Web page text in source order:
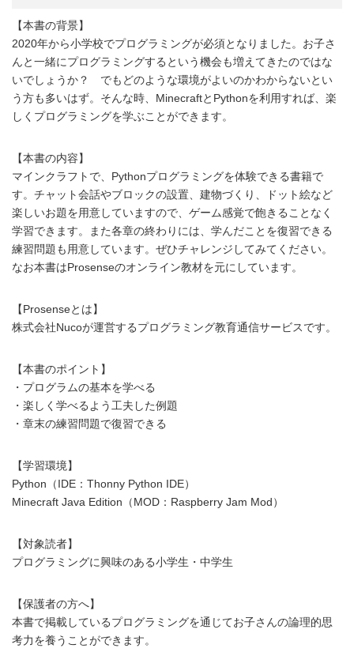
【本書の背景】
2020年から小学校でプログラミングが必須となりました。お子さ
んと一緒にプログラミングするという機会も増えてきたのではな
いでしょうか？ でもどのような環境がよいのかわからないとい
う方も多いはず。そんな時、MinecraftとPythonを利用すれば、楽
しくプログラミングを学ぶことができます。
【本書の内容】
マインクラフトで、Pythonプログラミングを体験できる書籍で
す。チャット会話やブロックの設置、建物づくり、ドット絵など
楽しいお題を用意していますので、ゲーム感覚で飽きることなく
学習できます。また各章の終わりには、学んだことを復習できる
練習問題も用意しています。ぜひチャレンジしてみてください。
なお本書はProsenseのオンライン教材を元にしています。
【Prosenseとは】
株式会社Nucoが運営するプログラミング教育通信サービスです。
【本書のポイント】
・プログラムの基本を学べる
・楽しく学べるよう工夫した例題
・章末の練習問題で復習できる
【学習環境】
Python（IDE：Thonny Python IDE）
Minecraft Java Edition（MOD：Raspberry Jam Mod）
【対象読者】
プログラミングに興味のある小学生・中学生
【保護者の方へ】
本書で掲載しているプログラミングを通じてお子さんの論理的思
考力を養うことができます。